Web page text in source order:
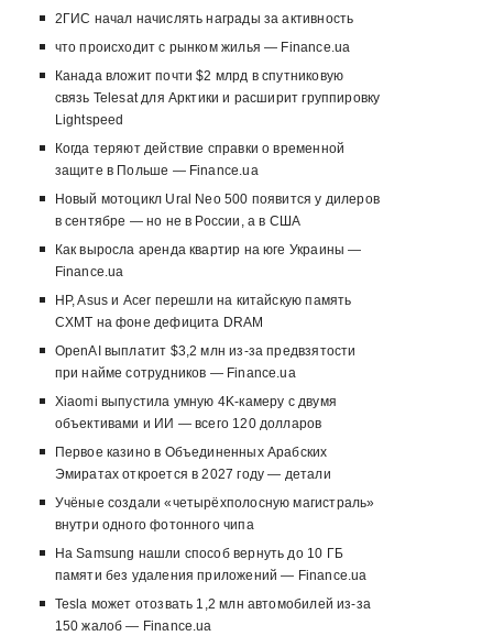
2ГИС начал начислять награды за активность
что происходит с рынком жилья — Finance.ua
Канада вложит почти $2 млрд в спутниковую
связь Telesat для Арктики и расширит группировку
Lightspeed
Когда теряют действие справки о временной
защите в Польше — Finance.ua
Новый мотоцикл Ural Neo 500 появится у дилеров
в сентябре — но не в России, а в США
Как выросла аренда квартир на юге Украины —
Finance.ua
HP, Asus и Acer перешли на китайскую память
CXMT на фоне дефицита DRAM
OpenAI выплатит $3,2 млн из-за предвзятости
при найме сотрудников — Finance.ua
Xiaomi выпустила умную 4K-камеру с двумя
объективами и ИИ — всего 120 долларов
Первое казино в Объединенных Арабских
Эмиратах откроется в 2027 году — детали
Учёные создали «четырёхполосную магистраль»
внутри одного фотонного чипа
На Samsung нашли способ вернуть до 10 ГБ
памяти без удаления приложений — Finance.ua
Tesla может отозвать 1,2 млн автомобилей из-за
150 жалоб — Finance.ua